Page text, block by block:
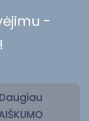
-
Daugiau